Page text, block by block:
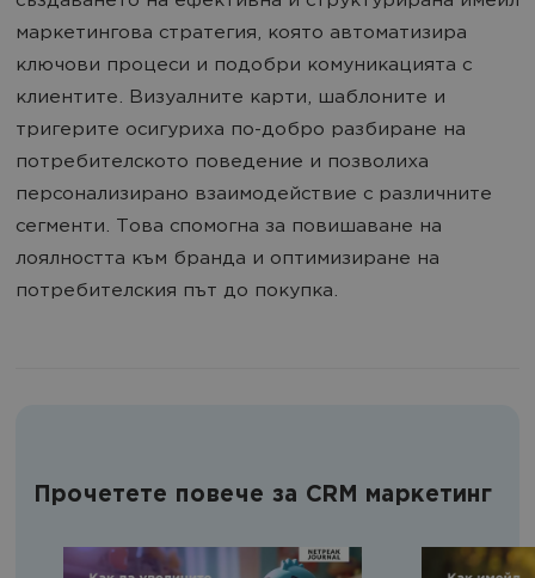
маркетингова стратегия, която автоматизира
ключови процеси и подобри комуникацията с
клиентите. Визуалните карти, шаблоните и
тригерите осигуриха по-добро разбиране на
потребителското поведение и позволиха
персонализирано взаимодействие с различните
сегменти. Това спомогна за повишаване на
лоялността към бранда и оптимизиране на
потребителския път до покупка.
Прочетете повече за CRM маркетинг